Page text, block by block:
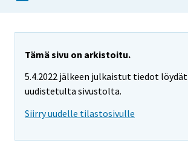
Tämä sivu on arkistoitu.
5.4.2022 jälkeen julkaistut tiedot löydät
uudistetulta sivustolta.
Siirry uudelle tilastosivulle